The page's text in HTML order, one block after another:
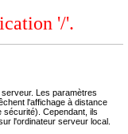
'/'.
Les paramètres
l'affichage à distance
sécurité). Cependant, ils
l'ordinateur serveur local.